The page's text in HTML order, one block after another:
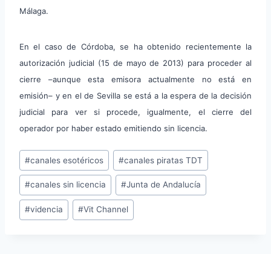
Málaga.
En el caso de Córdoba, se ha obtenido recientemente la
autorización judicial (15 de mayo de 2013) para proceder al
cierre –aunque esta emisora actualmente no está en
emisión– y en el de Sevilla se está a la espera de la decisión
judicial para ver si procede, igualmente, el cierre del
operador por haber estado emitiendo sin licencia.
Etiquetas
de
la
entrada:
#canales esotéricos #canales piratas TDT
#canales sin licencia #Junta de Andalucía
#videncia #Vit Channel